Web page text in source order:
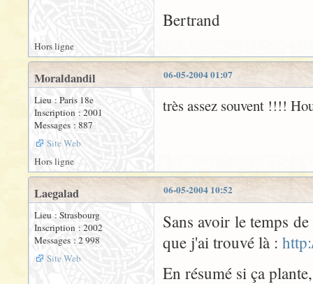
Bertrand
Hors ligne
06-05-2004 01:07
Moraldandil
Lieu : Paris 18e
Inscription : 2001
Messages : 887
Site Web
très assez souvent !!!!
Hors ligne
06-05-2004 10:52
Laegalad
Lieu : Strasbourg
Inscription : 2002
Messages : 2 998
Site Web
Sans avoir le temps
que j'ai trouvé là :
En résumé si ça